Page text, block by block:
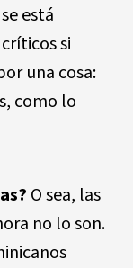
está
si
una cosa:
como lo
O sea, las
no lo son.